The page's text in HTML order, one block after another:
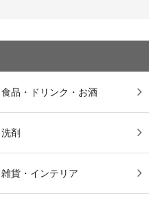
食品・ドリンク・お酒
洗剤
雑貨・インテリア